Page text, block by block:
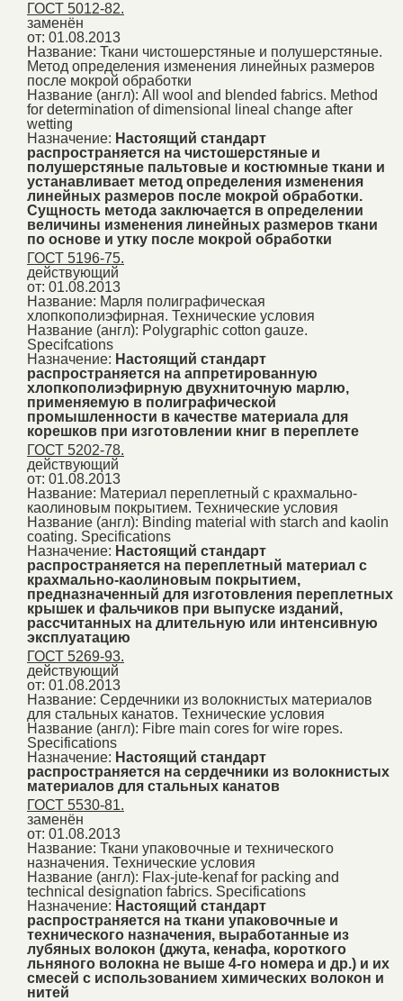
ГОСТ 5012-82.
заменён
от: 01.08.2013
Название: Ткани чистошерстяные и полушерстяные.
Метод определения изменения линейных размеров
после мокрой обработки
Название (англ): All wool and blended fabrics. Method
for determination of dimensional lineal change after
wetting
Назначение: Настоящий стандарт
распространяется на чистошерстяные и
полушерстяные пальтовые и костюмные ткани и
устанавливает метод определения изменения
линейных размеров после мокрой обработки.
Сущность метода заключается в определении
величины изменения линейных размеров ткани
по основе и утку после мокрой обработки
ГОСТ 5196-75.
действующий
от: 01.08.2013
Название: Марля полиграфическая
хлопкополиэфирная. Технические условия
Название (англ): Polygraphic cotton gauze.
Specifcations
Назначение: Настоящий стандарт
распространяется на аппретированную
хлопкополиэфирную двухниточную марлю,
применяемую в полиграфической
промышленности в качестве материала для
корешков при изготовлении книг в переплете
ГОСТ 5202-78.
действующий
от: 01.08.2013
Название: Материал переплетный с крахмально-
каолиновым покрытием. Технические условия
Название (англ): Binding material with starch and kaolin
coating. Specifications
Назначение: Настоящий стандарт
распространяется на переплетный материал с
крахмально-каолиновым покрытием,
предназначенный для изготовления переплетных
крышек и фальчиков при выпуске изданий,
рассчитанных на длительную или интенсивную
эксплуатацию
ГОСТ 5269-93.
действующий
от: 01.08.2013
Название: Сердечники из волокнистых материалов
для стальных канатов. Технические условия
Название (англ): Fibre main cores for wire ropes.
Specifications
Назначение: Настоящий стандарт
распространяется на сердечники из волокнистых
материалов для стальных канатов
ГОСТ 5530-81.
заменён
от: 01.08.2013
Название: Ткани упаковочные и технического
назначения. Технические условия
Название (англ): Flax-jute-kenaf for packing and
technical designation fabrics. Specifications
Назначение: Настоящий стандарт
распространяется на ткани упаковочные и
технического назначения, выработанные из
лубяных волокон (джута, кенафа, короткого
льняного волокна не выше 4-го номера и др.) и их
смесей с использованием химических волокон и
нитей